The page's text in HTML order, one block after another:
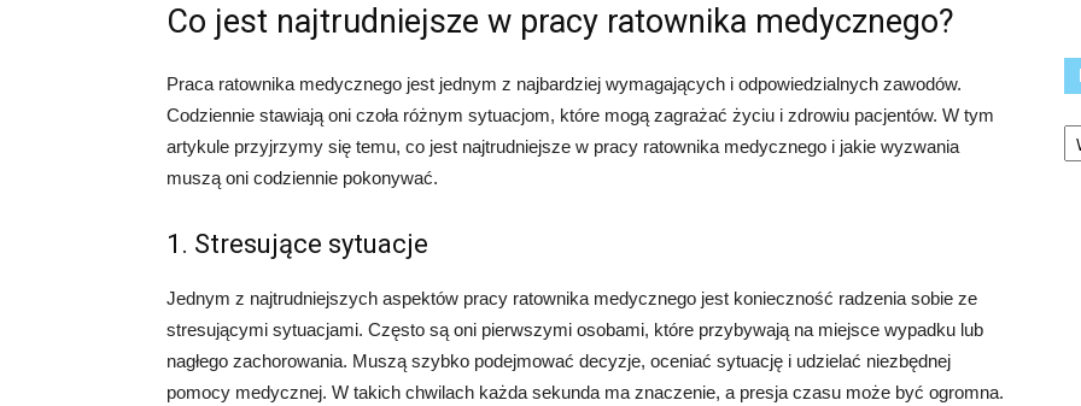
Co jest najtrudniejsze w pracy ratownika medycznego?
Praca ratownika medycznego jest jednym z najbardziej wymagających i odpowiedzialnych zawodów.
Codziennie stawiają oni czoła różnym sytuacjom, które mogą zagrażać życiu i zdrowiu pacjentów. W tym
artykule przyjrzymy się temu, co jest najtrudniejsze w pracy ratownika medycznego i jakie wyzwania
muszą oni codziennie pokonywać.
1. Stresujące sytuacje
Jednym z najtrudniejszych aspektów pracy ratownika medycznego jest konieczność radzenia sobie ze
stresującymi sytuacjami. Często są oni pierwszymi osobami, które przybywają na miejsce wypadku lub
nagłego zachorowania. Muszą szybko podejmować decyzje, oceniać sytuację i udzielać niezbędnej
pomocy medycznej. W takich chwilach każda sekunda ma znaczenie, a presja czasu może być ogromna.